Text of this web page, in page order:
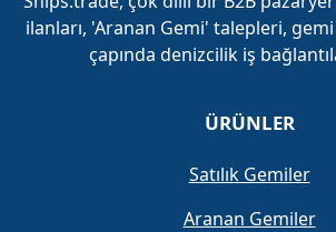
ilanları, 'Aranan Gemi' talepleri,
çapında denizcilik iş
ÜRÜNLER
Satılık Gemiler
Aranan Gemiler